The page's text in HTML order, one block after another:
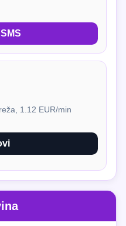
1.12 EUR/min